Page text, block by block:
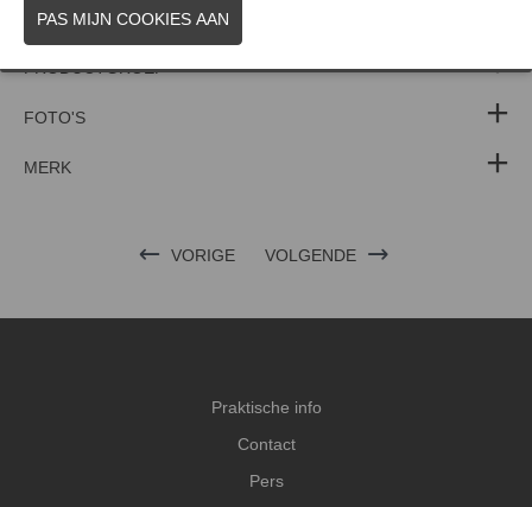
WEBSITE CATALOGUS
PRODUCTGROEP
FOTO'S
MERK
VORIGE VOLGENDE
Praktische info
Contact
Pers